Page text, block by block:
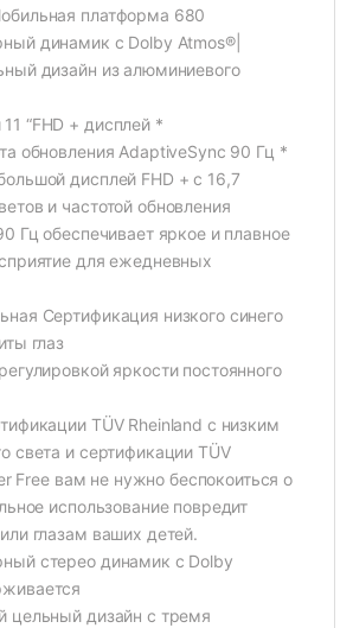
платформа 680
динамик с Dolby Atmos®|
дизайн из алюминиевого
“FHD + дисплей *
обновления AdaptiveSync 90 Гц *
дисплей FHD + с 16,7
и частотой обновления
Гц обеспечивает яркое и плавное
для ежедневных
Сертификация низкого синего
глаз
яркости постоянного
TÜV Rheinland с низким
света и сертификации TÜV
Free вам не нужно беспокоиться о
использование повредит
глазам ваших детей.
стерео динамик с Dolby
цельный дизайн с тремя